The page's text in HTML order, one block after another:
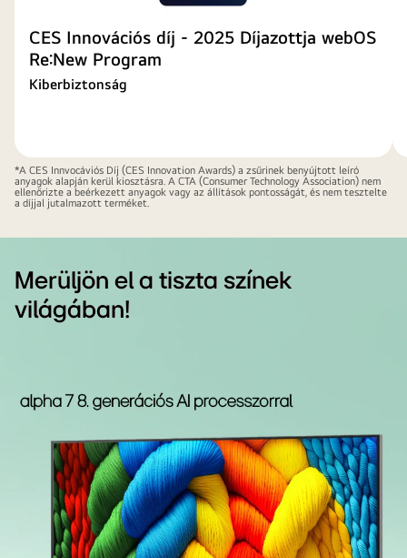
CES Innovációs díj - 2025 Díjazottja webOS
Re:New Program
Kiberbiztonság
*A CES Innvocáviós Díj (CES Innovation Awards) a zsűrinek benyújtott leíró
anyagok alapján kerül kiosztásra. A CTA (Consumer Technology Association) nem
ellenőrizte a beérkezett anyagok vagy az állítások pontosságát, és nem tesztelte
a díjjal jutalmazott terméket.
Merüljön el a tiszta színek
világában!